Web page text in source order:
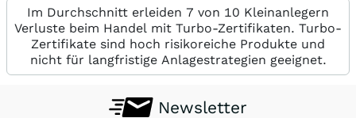
Im Durchschnitt erleiden 7 von 10 Kleinanlegern
Verluste beim Handel mit Turbo-Zertifikaten. Turbo-
Zertifikate sind hoch risikoreiche Produkte und
nicht für langfristige Anlagestrategien geeignet.
Newsletter